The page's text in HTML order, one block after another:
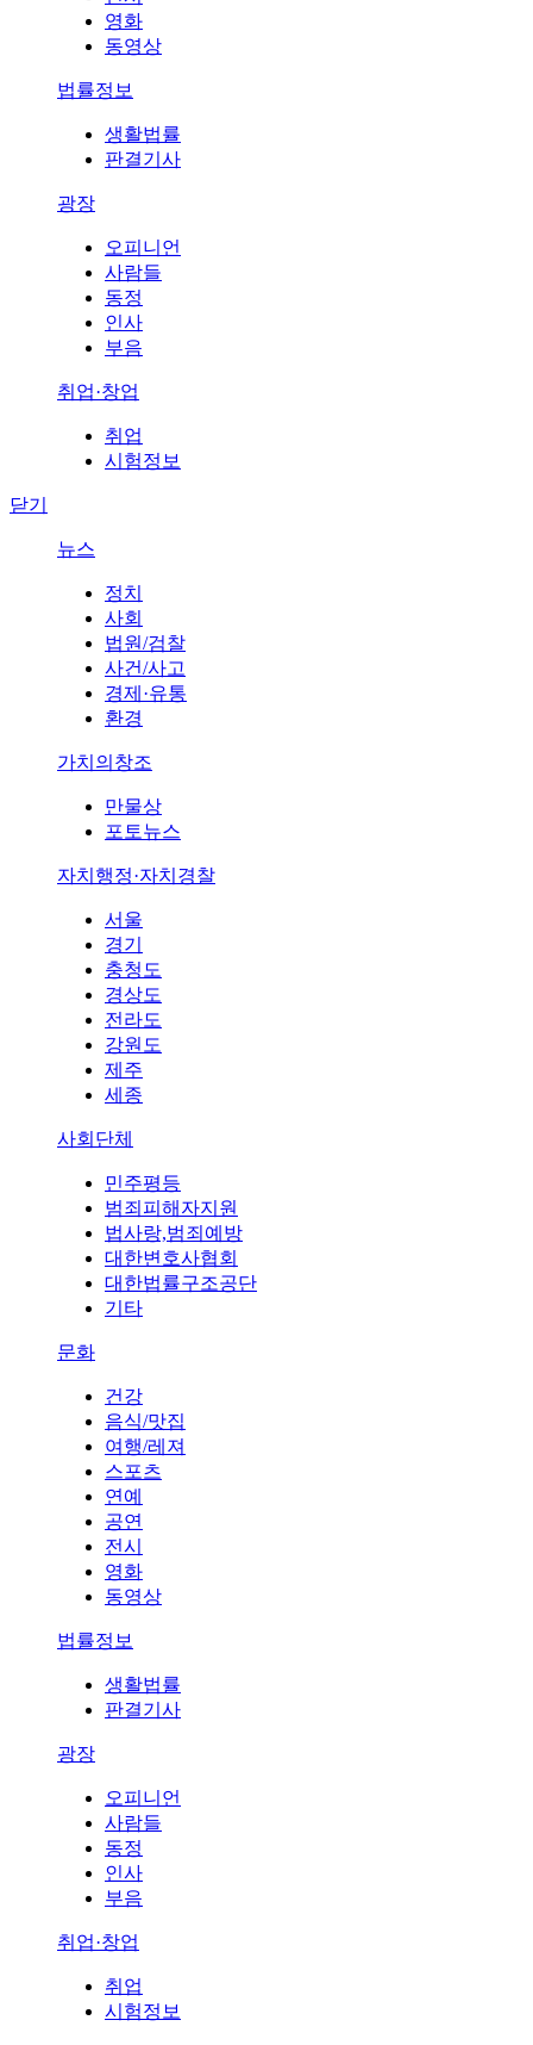
영화
동영상
법률정보
생활법률
판결기사
광장
오피니언
사람들
동정
인사
부음
취업·창업
취업
시험정보
닫기
뉴스
정치
사회
법원/검찰
사건/사고
경제·유통
환경
가치의창조
만물상
포토뉴스
자치행정·자치경찰
서울
경기
충청도
경상도
전라도
강원도
제주
세종
사회단체
민주평등
범죄피해자지원
법사랑,범죄예방
대한변호사협회
대한법률구조공단
기타
문화
건강
음식/맛집
여행/레져
스포츠
연예
공연
전시
영화
동영상
법률정보
생활법률
판결기사
광장
오피니언
사람들
동정
인사
부음
취업·창업
취업
시험정보